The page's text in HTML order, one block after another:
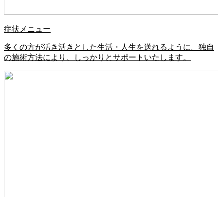
症状メニュー
多くの方が活き活きとした生活・人生を送れるように。独自
の施術方法により、しっかりとサポートいたします。